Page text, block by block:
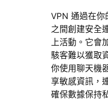
VPN 通過在你
之間創建安全
上活動。它會
駭客難以獲取
你使用聊天機
享敏感資訊，
確保數據保持